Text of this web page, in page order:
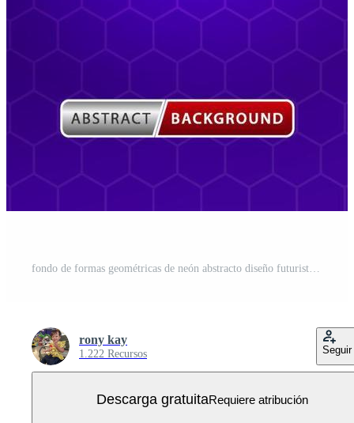
rony kay
1.222 Recursos Seguir
Descarga gratuitaRequiere atribución